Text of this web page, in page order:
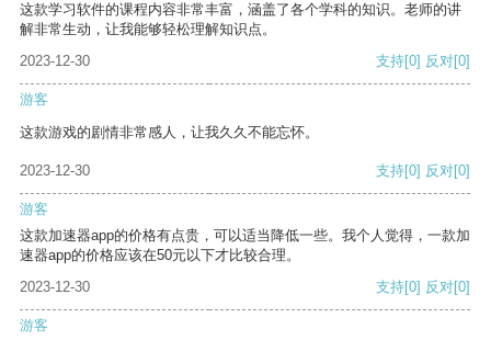
这款学习软件的课程内容非常丰富，涵盖了各个学科的知识。老师的讲
解非常生动，让我能够轻松理解知识点。
2023-12-30
支持[0] 反对[0]
游客
这款游戏的剧情非常感人，让我久久不能忘怀。
2023-12-30 支持[0] 反对[0]
游客
这款加速器app的价格有点贵，可以适当降低一些。我个人觉得，一款加
速器app的价格应该在50元以下才比较合理。
2023-12-30
支持[0] 反对[0]
游客